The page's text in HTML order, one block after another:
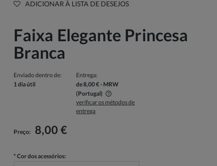
ADICIONAR À LISTA DE DESEJOS
Faixa Elegante Princesa
Branca
Enviado dentro de:
1 dia útil
Entrega:
de 8,00 €- MRW
(Portugal)
O preço não inclui quaisquer possíveis custos de pagamento
verificar os métodos de
entrega
Preço: 8,00 €
* Cor dos acessórios: